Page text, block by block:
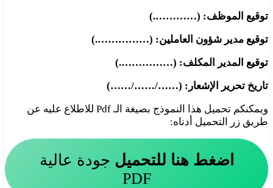
توقيع الموظف: (………….)
توقيع مدير شؤون العاملين: (…………….)
توقيع المدير المكلف: (…………….)
تاريخ تحرير الإشعار: (……/……/……)
ويمكنكم تحميل هذا النموذج بصيغة الـ Pdf للاطلاع عليه عن
طريق زر التحميل أدناه:
اضغط هنا للتحميل جودة عالية
PDF